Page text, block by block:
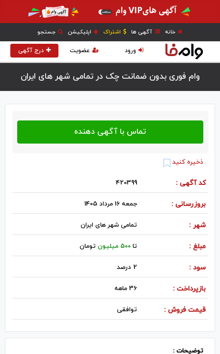
خانه آگهی ها اشتراک اپلیکیشن جستجو
درج آگهی عضویت ورود
وام فوری بدون ضمانت چک در تمامی شهر های ایران
ذخیره کنید
کد آگهی : 420399
بروزرسانی : جمعه 16 مرداد 1405
شهر : تمامی شهر های ایران
مبلغ : تا500 میلیون تومان
سود : 2 درصد
بازپرداخت : 36 ماهه
قیمت فروش : توافقی
توضیحات :